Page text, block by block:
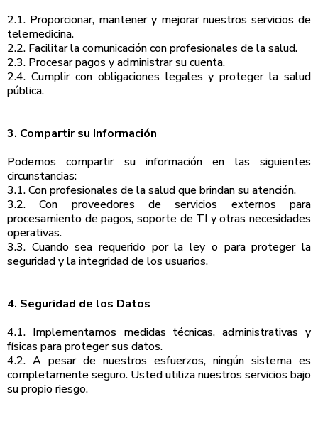
2.1. Proporcionar, mantener y mejorar nuestros servicios de
telemedicina.
2.2. Facilitar la comunicación con profesionales de la salud.
2.3. Procesar pagos y administrar su cuenta.
2.4. Cumplir con obligaciones legales y proteger la salud
pública.
3. Compartir su Información
Podemos compartir su información en las siguientes
circunstancias:
3.1. Con profesionales de la salud que brindan su atención.
3.2. Con proveedores de servicios externos para
procesamiento de pagos, soporte de TI y otras necesidades
operativas.
3.3. Cuando sea requerido por la ley o para proteger la
seguridad y la integridad de los usuarios.
4. Seguridad de los Datos
4.1. Implementamos medidas técnicas, administrativas y
físicas para proteger sus datos.
4.2. A pesar de nuestros esfuerzos, ningún sistema es
completamente seguro. Usted utiliza nuestros servicios bajo
su propio riesgo.